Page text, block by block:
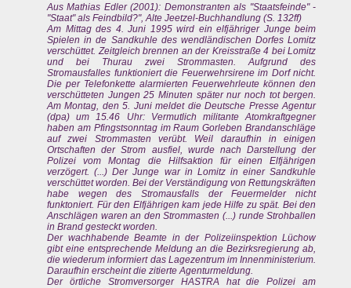
Aus Mathias Edler (2001): Demonstranten als "Staatsfeinde" -
"Staat" als Feindbild?", Alte Jeetzel-Buchhandlung (S. 132ff)
Am Mittag des 4. Juni 1995 wird ein elfjähriger Junge beim
Spielen in de Sandkuhle des wendländischen Dorfes Lomitz
verschüttet. Zeitgleich brennen an der Kreisstraße 4 bei Lomitz
und bei Thurau zwei Strommasten. Aufgrund des
Stromausfalles funktioniert die Feuerwehrsirene im Dorf nicht.
Die per Telefonkette alarmierten Feuerwehrleute können den
verschütteten Jungen 25 Minuten später nur noch tot bergen.
Am Montag, den 5. Juni meldet die Deutsche Presse Agentur
(dpa) um 15.46 Uhr: Vermutlich militante Atomkraftgegner
haben am Pfingstsonntag im Raum Gorleben Brandanschläge
auf zwei Strommasten verübt. Weil daraufhin in einigen
Ortschaften der Strom ausfiel, wurde nach Darstellung der
Polizei vom Montag die Hilfsaktion für einen Elfjährigen
verzögert. (...) Der Junge war in Lomitz in einer Sandkuhle
verschüttet worden. Bei der Verständigung von Rettungskräften
habe wegen des Stromausfalls der Feuermelder nicht
funktoniert. Für den Elfjährigen kam jede Hilfe zu spät. Bei den
Anschlägen waren an den Strommasten (...) runde Strohballen
in Brand gesteckt worden.
Der wachhabende Beamte in der Polizeiinspektion Lüchow
gibt eine entsprechende Meldung an die Bezirksregierung ab,
die wiederum informiert das Lagezentrum im Innenministerium.
Daraufhin erscheint die zitierte Agenturmeldung.
Der örtliche Stromversorger HASTRA hat die Polizei am